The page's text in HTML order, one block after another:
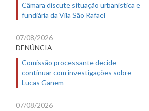
Câmara discute situação urbanística e
fundiária da Vila São Rafael
07/08/2026
DENÚNCIA
Comissão processante decide
continuar com investigações sobre
Lucas Ganem
07/08/2026